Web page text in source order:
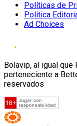
Políticas de
Política
Ad Choices
Bolavip, al igual que
perteneciente a
reservados